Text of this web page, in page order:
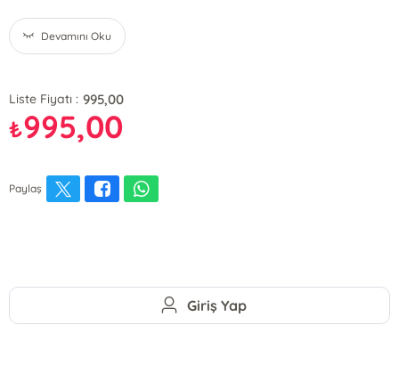
Devamını Oku
Liste Fiyatı : 995,00
₺995,00
Paylaş
Giriş Yap